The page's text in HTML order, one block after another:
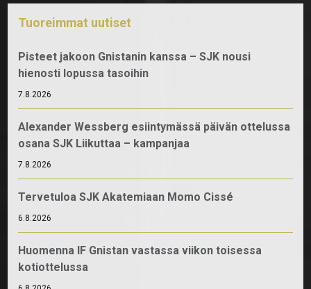
Tuoreimmat uutiset
Pisteet jakoon Gnistanin kanssa – SJK nousi
hienosti lopussa tasoihin
7.8.2026
Alexander Wessberg esiintymässä päivän ottelussa
osana SJK Liikuttaa – kampanjaa
7.8.2026
Tervetuloa SJK Akatemiaan Momo Cissé
6.8.2026
Huomenna IF Gnistan vastassa viikon toisessa
kotiottelussa